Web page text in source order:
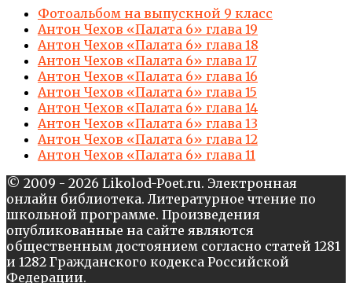
Фотоальбом на выпускной 9 класс
Антон Чехов «Палата 6» глава 19
Антон Чехов «Палата 6» глава 18
Антон Чехов «Палата 6» глава 17
Антон Чехов «Палата 6» глава 16
Антон Чехов «Палата 6» глава 15
Антон Чехов «Палата 6» глава 14
Антон Чехов «Палата 6» глава 13
Антон Чехов «Палата 6» глава 12
Антон Чехов «Палата 6» глава 11
© 2009 - 2026 Likolod-Poet.ru. Электронная
онлайн библиотека. Литературное чтение по
школьной программе. Произведения
опубликованные на сайте являются
общественным достоянием согласно статей 1281
и 1282 Гражданского кодекса Российской
Федерации.